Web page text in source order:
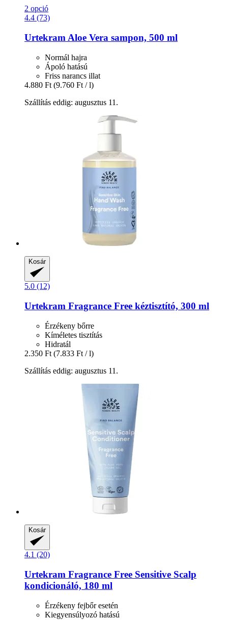
2 opció
4.4 (73)
Urtekram Aloe Vera sampon, 500 ml
Normál hajra
Ápoló hatású
Friss narancs illat
4.880 Ft (9.760 Ft / l)
Szállítás eddig: augusztus 11.
Kosár
5.0 (12)
Urtekram Fragrance Free kéztisztító, 300 ml
Érzékeny bőrre
Kíméletes tisztítás
Hidratál
2.350 Ft (7.833 Ft / l)
Szállítás eddig: augusztus 11.
Kosár
4.1 (20)
Urtekram Fragrance Free Sensitive Scalp
kondicionáló, 180 ml
Érzékeny fejbőr esetén
Kiegyensúlyozó hatású